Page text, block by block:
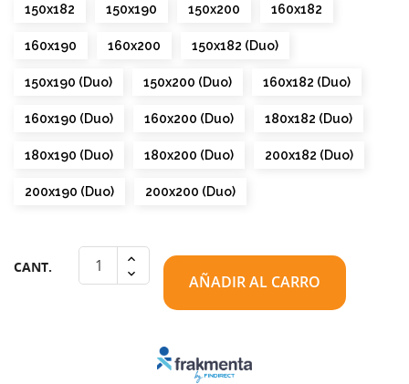
150x182 150x190 150x200 160x182
160x190 160x200 150x182 (Duo)
150x190 (Duo) 150x200 (Duo) 160x182 (Duo)
160x190 (Duo) 160x200 (Duo) 180x182 (Duo)
180x190 (Duo) 180x200 (Duo) 200x182 (Duo)
200x190 (Duo) 200x200 (Duo)
CANT.
AÑADIR AL CARRO